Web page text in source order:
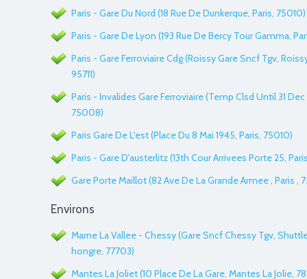
Paris - Gare Du Nord (18 Rue De Dunkerque, Paris, 75010)
Paris - Gare De Lyon (193 Rue De Bercy Tour Gamma,
Paris - Gare Ferroviaire Cdg (Roissy Gare Sncf Tgv,
95711)
Paris - Invalides Gare Ferroviaire (Temp Clsd Until 31 Dec
75008)
Paris Gare De L'est (Place Du 8 Mai 1945, Paris, 75010)
Paris - Gare D'austerlitz (13th Cour Arrivees Porte 25,
Gare Porte Maillot (82 Ave De La Grande Armee , Paris ,
Environs
Marne La Vallee - Chessy (Gare Sncf Chessy Tgv,
hongre, 77703)
Mantes La Joliet (10 Place De La Gare, Mantes La Jolie,